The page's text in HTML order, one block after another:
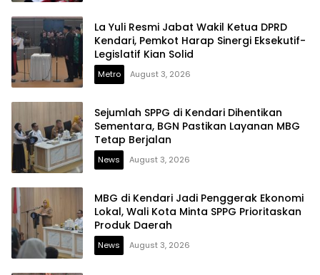
La Yuli Resmi Jabat Wakil Ketua DPRD
Kendari, Pemkot Harap Sinergi Eksekutif-
Legislatif Kian Solid
Metro August 3, 2026
Sejumlah SPPG di Kendari Dihentikan
Sementara, BGN Pastikan Layanan MBG
Tetap Berjalan
News August 3, 2026
MBG di Kendari Jadi Penggerak Ekonomi
Lokal, Wali Kota Minta SPPG Prioritaskan
Produk Daerah
News August 3, 2026